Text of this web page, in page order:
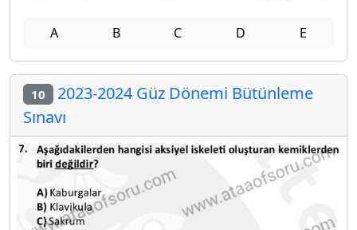
A B C D E
10 2023-2024 Güz Dönemi Bütünleme
Sınavı